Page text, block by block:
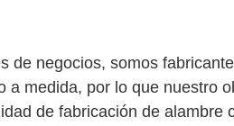
de negocios, somos
a medida, por lo que nuestro
de fabricación de